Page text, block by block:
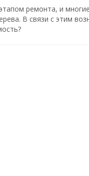
ремонта, и
В связи с этим